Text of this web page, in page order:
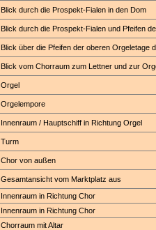
Blick durch die Prospekt-Fialen in den Dom
Blick durch die Prospekt-Fialen und Pfeifen
Blick über die Pfeifen der oberen Orgeletage
Blick vom Chorraum zum Lettner und zur
Orgel
Orgelempore
Innenraum / Hauptschiff in Richtung Orgel
Turm
Chor von außen
Gesamtansicht vom Marktplatz aus
Innenraum in Richtung Chor
Innenraum in Richtung Chor
Chorraum mit Altar